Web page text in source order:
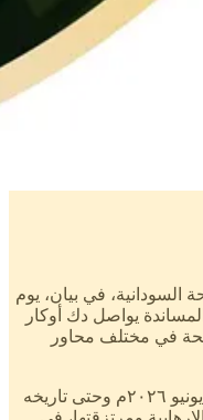
السودانية، في بيان، يوم
المساندة يواصل دك أوكار
في مختلف محاور
قال ’’ تمكنت خلال الفترة من الأول من يونيو ٢٠٢٦م وحتى تاريخه